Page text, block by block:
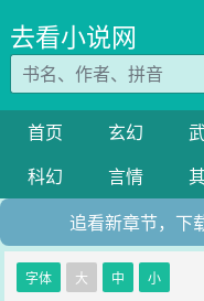
去看小说网
首页 玄幻
科幻
言情
追看新章节，下
字体 大 中 小